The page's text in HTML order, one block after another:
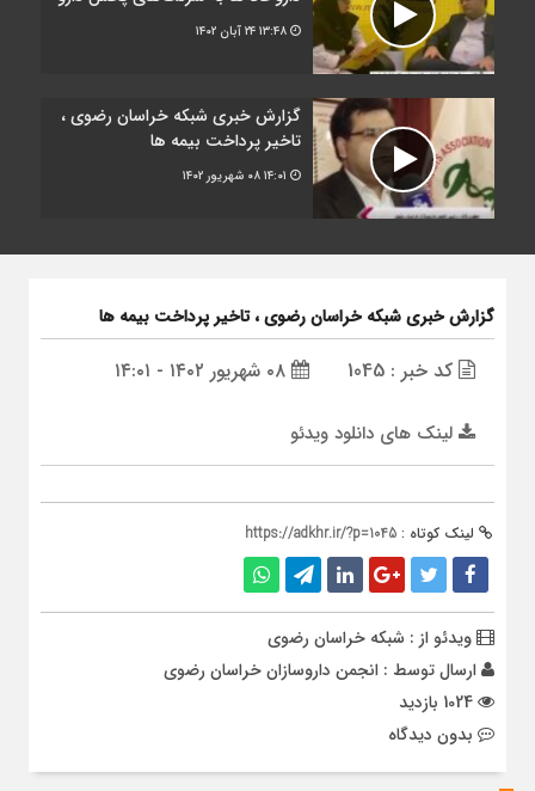
۲۴ آبان ۱۴۰۲
گزارش خبری شبکه خراسان رضوی ،
تاخیر پرداخت بیمه ها
۰۸ شهریور ۱۴۰۲
گزارش خبری شبکه خراسان رضوی ، تاخیر پرداخت بیمه ها
کد خبر : 1045
لینک های دانلود ویدئو
لینک کوتاه : https://adkhr.ir/?p=1045
ویدئو از : شبکه خراسان رضوی
ارسال توسط : انجمن داروسازان خراسان رضوی
بدون دیدگاه